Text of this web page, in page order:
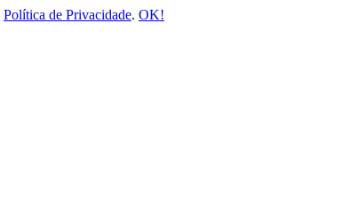
Política de Privacidade. OK!